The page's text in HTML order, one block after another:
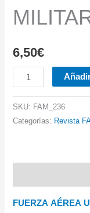
6,50€
FAM
-
FUERZAS
MILITARES
SKU: FAM_236
Categorías: Revista
FUERZA AÉREA